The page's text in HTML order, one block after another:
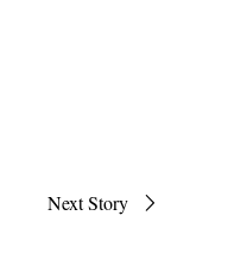
Next Story